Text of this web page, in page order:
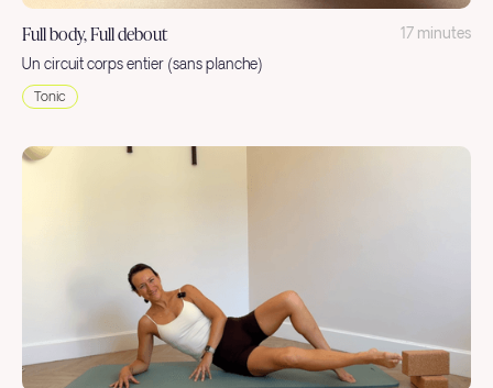
Full body, Full debout
17 minutes
Un circuit corps entier (sans planche)
Tonic